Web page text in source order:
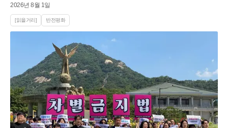
2026년 8월 1일
[읽을거리] 반전평화